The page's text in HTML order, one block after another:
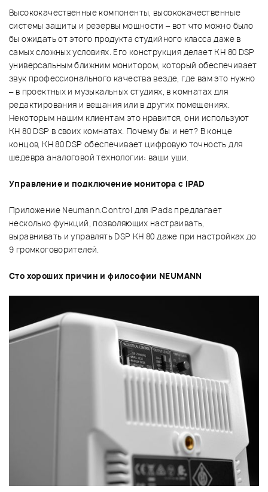
Высококачественные компоненты, высококачественные
системы защиты и резервы мощности – вот что можно было
бы ожидать от этого продукта студийного класса даже в
самых сложных условиях. Его конструкция делает KH 80 DSP
универсальным ближним монитором, который обеспечивает
звук профессионального качества везде, где вам это нужно
– в проектных и музыкальных студиях, в комнатах для
редактирования и вещания или в других помещениях.
Некоторым нашим клиентам это нравится, они используют
KH 80 DSP в своих комнатах. Почему бы и нет? В конце
концов, KH 80 DSP обеспечивает цифровую точность для
шедевра аналоговой технологии: ваши уши.
Управление и подключение монитора с IPAD
Приложение Neumann.Control для iPads предлагает
несколько функций, позволяющих настраивать,
выравнивать и управлять DSP KH 80 даже при настройках до
9 громкоговорителей.
Сто хороших причин и философии NEUMANN